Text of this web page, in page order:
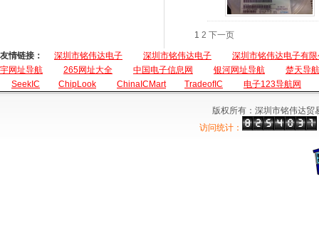
1 2 下一页
友情链接： 深圳市铭伟达电子 深圳市铭伟达电子
深圳市铭伟达电子有
宇网址导航
265网址大全 中国电子信息网 银河网址导航
楚天导航
SeekIC
ChipLook ChinaICMart TradeofIC 电子123导航网
版权所有：深圳市铭伟达
访问统计：